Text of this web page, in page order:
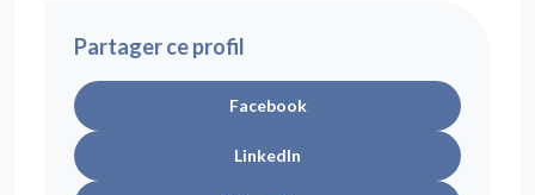
Partager ce profil
Facebook
LinkedIn